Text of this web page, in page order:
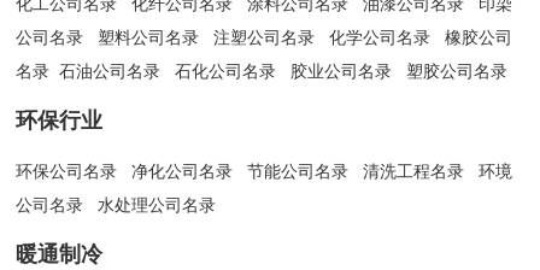
公司名录
塑料公司名录 注塑公司名录 化学公司名录
橡胶公司
名录 石油公司名录 石化公司名录 胶业公司名录 塑胶公司名录
环保行业
环保公司名录 净化公司名录 节能公司名录 清洗工程名录
环境
公司名录
水处理公司名录
暖通制冷